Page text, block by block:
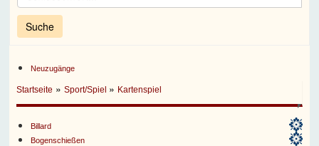
Neuzugänge
Startseite »Sport/Spiel » Kartenspiel
Billard
Bogenschießen